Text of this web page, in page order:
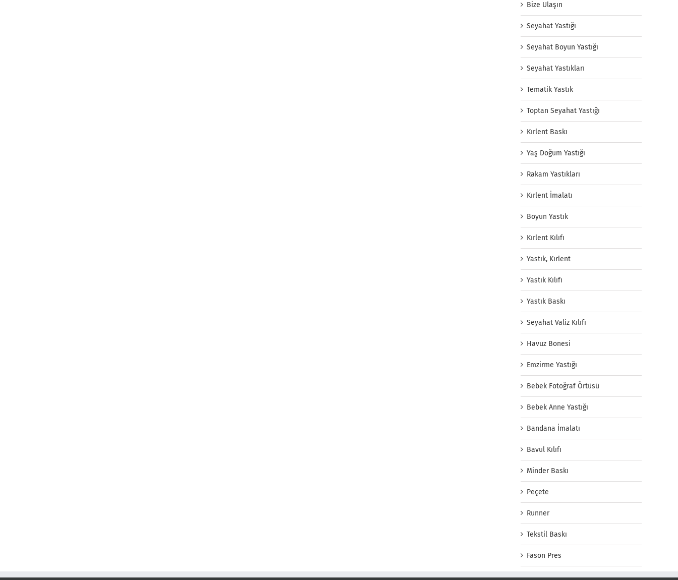
Bize Ulaşın
Seyahat Yastığı
Seyahat Boyun Yastığı
Seyahat Yastıkları
Tematik Yastık
Toptan Seyahat Yastığı
Kırlent Baskı
Yaş Doğum Yastığı
Rakam Yastıkları
Kırlent İmalatı
Boyun Yastık
Kırlent Kılıfı
Yastık, Kırlent
Yastık Kılıfı
Yastık Baskı
Seyahat Valiz Kılıfı
Havuz Bonesi
Emzirme Yastığı
Bebek Fotoğraf Örtüsü
Bebek Anne Yastığı
Bandana İmalatı
Bavul Kılıfı
Minder Baskı
Peçete
Runner
Tekstil Baskı
Fason Pres